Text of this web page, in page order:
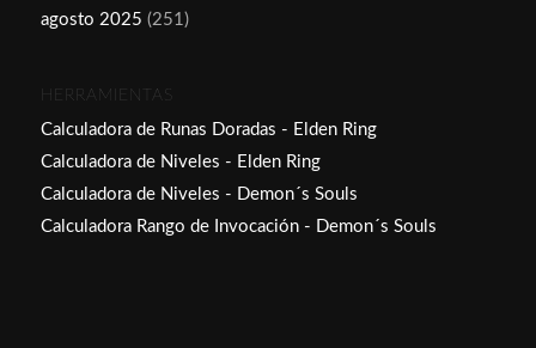
agosto 2025 (251)
HERRAMIENTAS
Calculadora de Runas Doradas - Elden Ring
Calculadora de Niveles - Elden Ring
Calculadora de Niveles - Demon´s Souls
Calculadora Rango de Invocación - Demon´s Souls